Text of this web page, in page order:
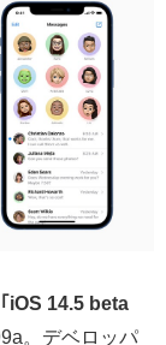
iOS 14.5 beta
。デベロッパ